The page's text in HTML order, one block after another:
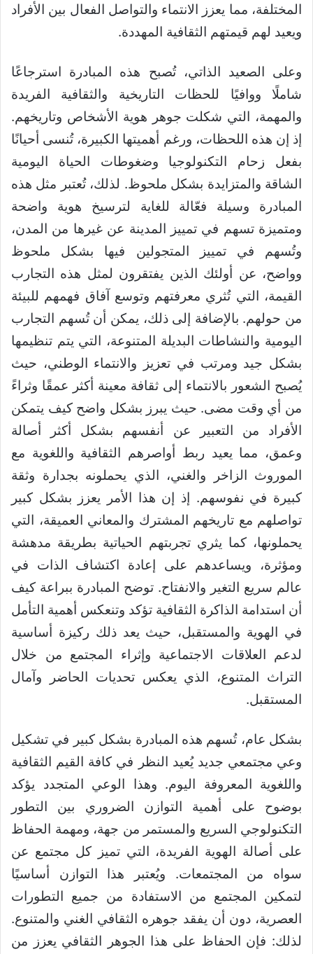
المختلفة، مما يعزز الانتماء والتواصل الفعال بين الأفراد
ويعيد لهم قيمتهم الثقافية المهددة.
وعلى الصعيد الذاتي، تُصبح هذه المبادرة استرجاعًا
شاملًا ووافيًا للحظات التاريخية والثقافية الفريدة
والمهمة، التي شكلت جوهر هوية الأشخاص وتاريخهم.
إذ إن هذه اللحظات، ورغم أهميتها الكبيرة، تُنسى أحيانًا
بفعل زحام التكنولوجيا وضغوطات الحياة اليومية
الشاقة والمتزايدة بشكل ملحوظ. لذلك، تُعتبر مثل هذه
المبادرة وسيلة فعّالة للغاية لترسيخ هوية واضحة
ومتميزة تسهم في تمييز المدينة عن غيرها من المدن،
وتُسهم في تمييز المتجولين فيها بشكل ملحوظ
وواضح، عن أولئك الذين يفتقرون لمثل هذه التجارب
القيمة، التي تُثري معرفتهم وتوسع آفاق فهمهم للبيئة
من حولهم. بالإضافة إلى ذلك، يمكن أن تُسهم التجارب
اليومية والنشاطات البديلة المتنوعة، التي يتم تنظيمها
بشكل جيد ومرتب في تعزيز والانتماء الوطني، حيث
يُصبح الشعور بالانتماء إلى ثقافة معينة أكثر عمقًا وثراءً
من أي وقت مضى. حيث يبرز بشكل واضح كيف يتمكن
الأفراد من التعبير عن أنفسهم بشكل أكثر أصالة
وعمق، مما يعيد ربط أواصرهم الثقافية واللغوية مع
الموروث الزاخر والغني، الذي يحملونه بجدارة وثقة
كبيرة في نفوسهم. إذ إن هذا الأمر يعزز بشكل كبير
تواصلهم مع تاريخهم المشترك والمعاني العميقة، التي
يحملونها، كما يثري تجربتهم الحياتية بطريقة مدهشة
ومؤثرة، ويساعدهم على إعادة اكتشاف الذات في
عالم سريع التغير والانفتاح. توضح المبادرة ببراعة كيف
أن استدامة الذاكرة الثقافية تؤكد وتنعكس أهمية التأمل
في الهوية والمستقبل، حيث يعد ذلك ركيزة أساسية
لدعم العلاقات الاجتماعية وإثراء المجتمع من خلال
التراث المتنوع، الذي يعكس تحديات الحاضر وآمال
المستقبل.
بشكل عام، تُسهم هذه المبادرة بشكل كبير في تشكيل
وعي مجتمعي جديد يُعيد النظر في كافة القيم الثقافية
واللغوية المعروفة اليوم. وهذا الوعي المتجدد يؤكد
بوضوح على أهمية التوازن الضروري بين التطور
التكنولوجي السريع والمستمر من جهة، ومهمة الحفاظ
على أصالة الهوية الفريدة، التي تميز كل مجتمع عن
سواه من المجتمعات. ويُعتبر هذا التوازن أساسيًا
لتمكين المجتمع من الاستفادة من جميع التطورات
العصرية، دون أن يفقد جوهره الثقافي الغني والمتنوع.
لذلك: فإن الحفاظ على هذا الجوهر الثقافي يعزز من